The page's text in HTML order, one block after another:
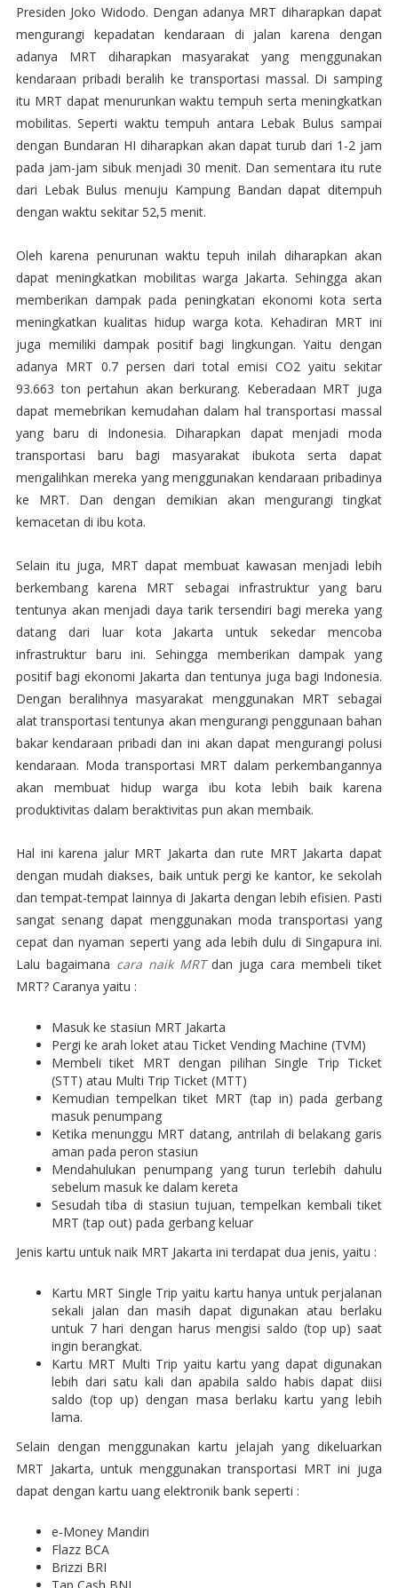
Presiden Joko Widodo. Dengan adanya MRT diharapkan dapat
mengurangi kepadatan kendaraan di jalan karena dengan
adanya MRT diharapkan masyarakat yang menggunakan
kendaraan pribadi beralih ke transportasi massal. Di samping
itu MRT dapat menurunkan waktu tempuh serta meningkatkan
mobilitas. Seperti waktu tempuh antara Lebak Bulus sampai
dengan Bundaran HI diharapkan akan dapat turub dari 1-2 jam
pada jam-jam sibuk menjadi 30 menit. Dan sementara itu rute
dari Lebak Bulus menuju Kampung Bandan dapat ditempuh
dengan waktu sekitar 52,5 menit.
Oleh karena penurunan waktu tepuh inilah diharapkan akan
dapat meningkatkan mobilitas warga Jakarta. Sehingga akan
memberikan dampak pada peningkatan ekonomi kota serta
meningkatkan kualitas hidup warga kota. Kehadiran MRT ini
juga memiliki dampak positif bagi lingkungan. Yaitu dengan
adanya MRT 0.7 persen dari total emisi CO2 yaitu sekitar
93.663 ton pertahun akan berkurang. Keberadaan MRT juga
dapat memebrikan kemudahan dalam hal transportasi massal
yang baru di Indonesia. Diharapkan dapat menjadi moda
transportasi baru bagi masyarakat ibukota serta dapat
mengalihkan mereka yang menggunakan kendaraan pribadinya
ke MRT. Dan dengan demikian akan mengurangi tingkat
kemacetan di ibu kota.
Selain itu juga, MRT dapat membuat kawasan menjadi lebih
berkembang karena MRT sebagai infrastruktur yang baru
tentunya akan menjadi daya tarik tersendiri bagi mereka yang
datang dari luar kota Jakarta untuk sekedar mencoba
infrastruktur baru ini. Sehingga memberikan dampak yang
positif bagi ekonomi Jakarta dan tentunya juga bagi Indonesia.
Dengan beralihnya masyarakat menggunakan MRT sebagai
alat transportasi tentunya akan mengurangi penggunaan bahan
bakar kendaraan pribadi dan ini akan dapat mengurangi polusi
kendaraan. Moda transportasi MRT dalam perkembangannya
akan membuat hidup warga ibu kota lebih baik karena
produktivitas dalam beraktivitas pun akan membaik.
Hal ini karena jalur MRT Jakarta dan rute MRT Jakarta dapat
dengan mudah diakses, baik untuk pergi ke kantor, ke sekolah
dan tempat-tempat lainnya di Jakarta dengan lebih efisien. Pasti
sangat senang dapat menggunakan moda transportasi yang
cepat dan nyaman seperti yang ada lebih dulu di Singapura ini.
Lalu bagaimana cara naik MRTdan juga cara membeli tiket
MRT? Caranya yaitu :
Masuk ke stasiun MRT Jakarta
Pergi ke arah loket atau Ticket Vending Machine (TVM)
Membeli tiket MRT dengan pilihan Single Trip Ticket
(STT) atau Multi Trip Ticket (MTT)
Kemudian tempelkan tiket MRT (tap in) pada gerbang
masuk penumpang
Ketika menunggu MRT datang, antrilah di belakang garis
aman pada peron stasiun
Mendahulukan penumpang yang turun terlebih dahulu
sebelum masuk ke dalam kereta
Sesudah tiba di stasiun tujuan, tempelkan kembali tiket
MRT (tap out) pada gerbang keluar
Jenis kartu untuk naik MRT Jakarta ini terdapat dua jenis, yaitu :
Kartu MRT Single Trip yaitu kartu hanya untuk perjalanan
sekali jalan dan masih dapat digunakan atau berlaku
untuk 7 hari dengan harus mengisi saldo (top up) saat
ingin berangkat.
Kartu MRT Multi Trip yaitu kartu yang dapat digunakan
lebih dari satu kali dan apabila saldo habis dapat diisi
saldo (top up) dengan masa berlaku kartu yang lebih
lama.
Selain dengan menggunakan kartu jelajah yang dikeluarkan
MRT Jakarta, untuk menggunakan transportasi MRT ini juga
dapat dengan kartu uang elektronik bank seperti :
e-Money Mandiri
Flazz BCA
Brizzi BRI